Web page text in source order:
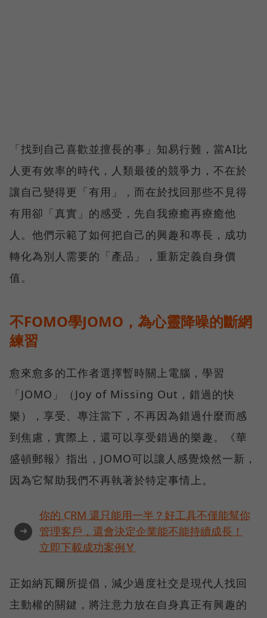
「找到自己喜歡並擅長的事」知易行難，當AI比
人更有效率的時代，人類最後的競爭力，不在於
讓自己變得更「有用」，而在於找回那些不見得
有用卻「真實」的感受，先自我療癒再療癒他
人。他們示範了如何把自己的興趣和專長，成功
轉化為別人需要的「產品」，重新定義自身價
值。
不FOMO學JOMO，為心靈降噪的斷網
練習
愈來愈多的工作者選擇暫時關上電腦，學習
「JOMO」（Joy of Missing Out，錯過的快
樂），享受、專注當下，不再因為錯過什麼而感
到焦慮，實際上，還可以享受錯過的樂趣。《華
盛頓郵報》指出，JOMO可以讓人感覺煥然一新，
因為它幫助我們不再執著於特定事情上。
➜
你的 CRM 還只能用一半？好工具不僅能幫你
管理客戶，還會決定企業能不能持續成長！
立即下載成功案例🏅
正如納瓦爾所提倡，減少過度社交是現代人找回
主動權的關鍵，將注意力放在自身真正有興趣的